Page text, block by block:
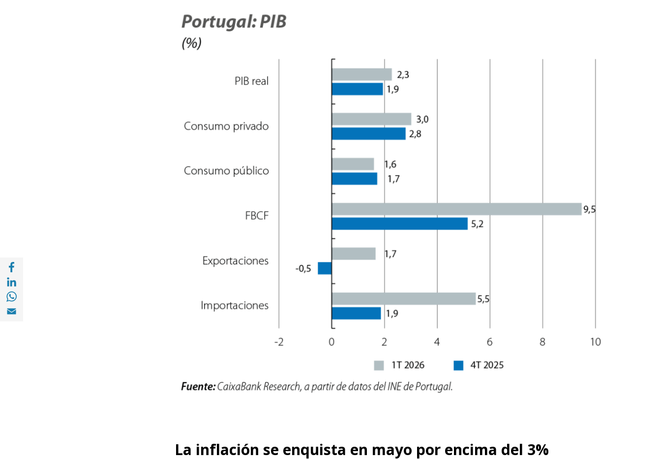
Compartir en Facebook (opens in a new window)
Compartir en Email (opens in a new window)
La inflación se enquista en mayo por encima del 3%